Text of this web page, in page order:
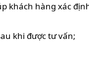
khách hàng xác
khi được tư vấn;